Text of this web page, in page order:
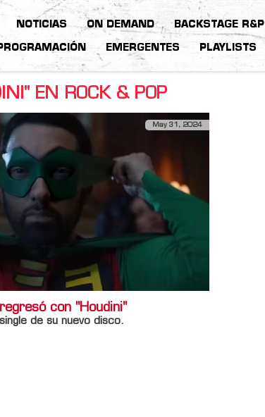
NOTICIAS ON DEMAND BACKSTAGE R&P
EMERGENTES PLAYLISTS
EN ROCK & POP
May 31, 2024
con "Houdini"
de su nuevo disco.